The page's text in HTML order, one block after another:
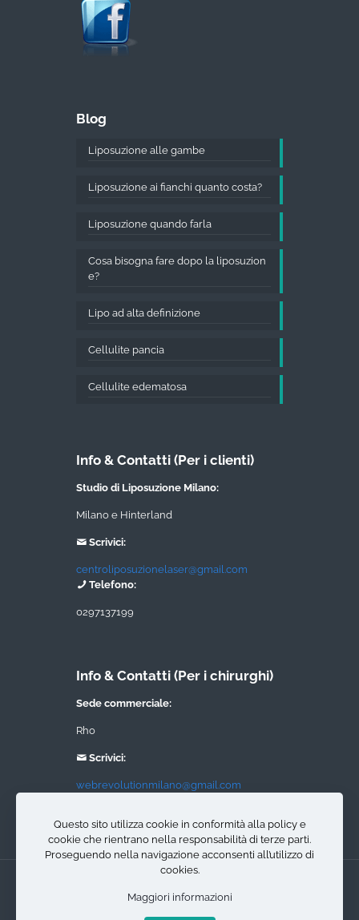
Blog
Liposuzione alle gambe
Liposuzione ai fianchi quanto costa?
Liposuzione quando farla
Cosa bisogna fare dopo la liposuzion
e?
Lipo ad alta definizione
Cellulite pancia
Cellulite edematosa
Info & Contatti (Per i clienti)
Studio di Liposuzione Milano:
Milano e Hinterland
Scrivici:
centroliposuzionelaser@gmail.com
Telefono:
0297137199
Info & Contatti (Per i chirurghi)
Sede commerciale:
Rho
Scrivici:
webrevolutionmilano@gmail.com
0297137199
© 2022 All rights reservedliposuzioneamilano.com
posizionamento realizzato dall'Agenzia web Milano
Questo sito utilizza cookie in conformità alla policy e
cookie che rientrano nella responsabilità di terze parti.
Proseguendo nella navigazione acconsenti all’utilizzo di
cookies.
Maggiori informazioni